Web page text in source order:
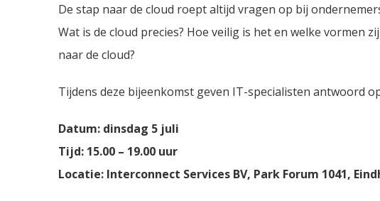
De stap naar de cloud roept altijd vragen op bij
Wat is de cloud precies? Hoe veilig is het en welke vormen
naar de cloud?
Tijdens deze bijeenkomst geven IT-specialisten antwoord
Datum: dinsdag 5 juli
Tijd: 15.00 – 19.00 uur
Locatie: Interconnect Services BV, Park Forum 1041,